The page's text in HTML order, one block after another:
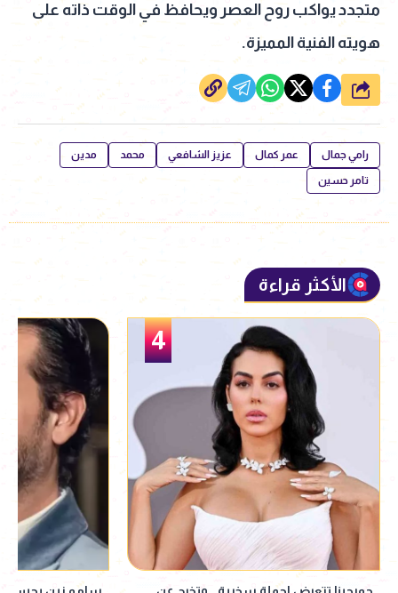
متجدد يواكب روح العصر ويحافظ في الوقت ذاته على
هويته الفنية المميزة.
شارك
رامي جمال عمر كمال عزيز الشافعي محمد مدين
تامر حسين
الأكثر قراءة
5